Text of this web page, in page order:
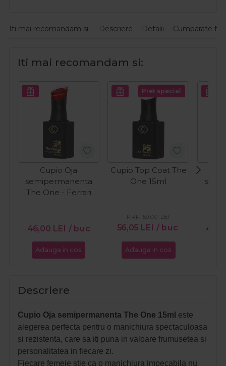
Iti mai recomandam si: Descriere Detalii Cumparate
Iti mai recomandam si:
Cupio Oja
semipermanenta
The One - Ferrari
46,00 LEI / buc
Adauga in cos
Pret special
Cupio Top Coat The
One 15ml
56,05 LEI / buc
PRP: 59,00 LEI
Adauga in cos
The
Descriere
Cupio Oja semipermanenta The One 15ml este
alegerea perfecta pentru o manichiura spectaculoasa
si rezistenta, care sa iti puna in valoare frumusetea si
personalitatea in fiecare zi.
Fiecare femeie stie ca o manichiura impecabila nu